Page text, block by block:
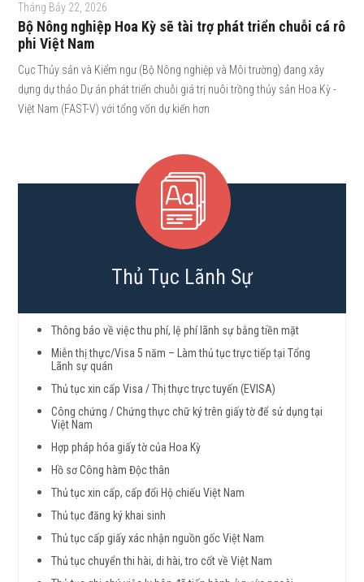
Tháng Bảy 22, 2026
Bộ Nông nghiệp Hoa Kỳ sẽ tài trợ phát triển chuỗi cá rô
phi Việt Nam
Cục Thủy sản và Kiểm ngư (Bộ Nông nghiệp và Môi trường) đang xây
dựng dự thảo Dự án phát triển chuỗi giá trị nuôi trồng thủy sản Hoa Kỳ -
Việt Nam (FAST-V) với tổng vốn dự kiến hơn
Thủ Tục Lãnh Sự
Thông báo về việc thu phí, lệ phí lãnh sự bằng tiền mặt
Miễn thị thực/Visa 5 năm – Làm thủ tục trực tiếp tại Tổng
Lãnh sự quán
Thủ tục xin cấp Visa / Thị thực trực tuyến (EVISA)
Công chứng / Chứng thực chữ ký trên giấy tờ để sử dụng tại
Việt Nam
Hợp pháp hóa giấy tờ của Hoa Kỳ
Hồ sơ Công hàm Độc thân
Thủ tục xin cấp, cấp đổi Hộ chiếu Việt Nam
Thủ tục đăng ký khai sinh
Thủ tục cấp giấy xác nhận nguồn gốc Việt Nam
Thủ tục chuyển thi hài, di hài, tro cốt về Việt Nam